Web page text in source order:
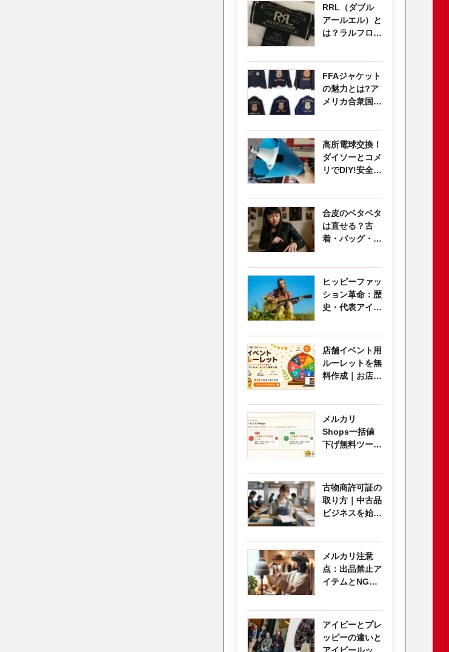
RRL（ダブル
アールエル）と
は？ラルフロー
理由を徹底解説
FFAジャケット
の魅力とは?ア
メリカ合衆国学
高所電球交換！
ダイソーとコメ
リでDIY!安全低
合皮のベタベタ
は直せる？古
着・バッグ・靴
ヒッピーファッ
ション革命：歴
史・代表アイテ
店舗イベント用
ルーレットを無
料作成｜お店を
メルカリ
Shops一括値
下げ無料ツール
見直す
古物商許可証の
取り方｜中古品
ビジネスを始め
メルカリ注意
点：出品禁止ア
イテムとNGワ
アイビーとプレ
ッピーの違いと
アイビールック